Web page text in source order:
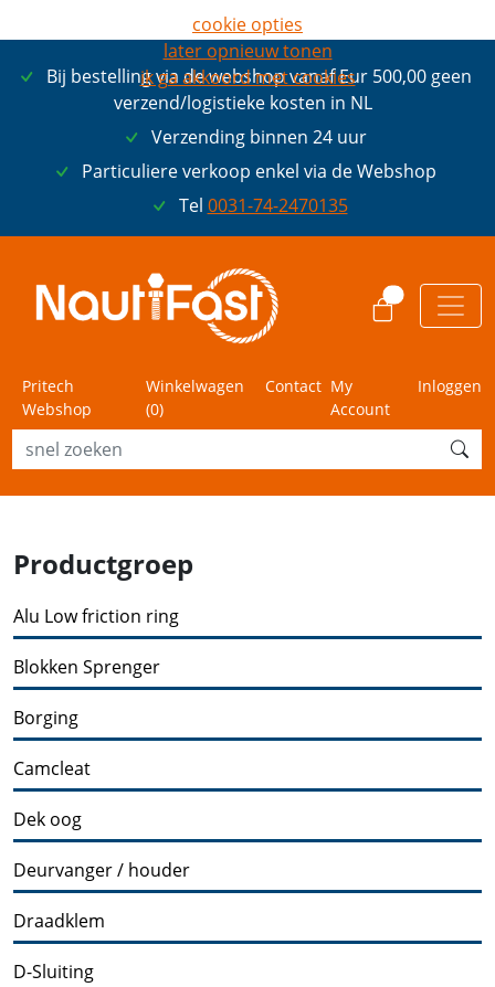
Bij bestelling via de webshop vanaf Eur 500,00 geen
verzend/logistieke kosten in NL
Verzending binnen 24 uur
Particuliere verkoop enkel via de Webshop
Tel 0031-74-2470135
Pritech
Webshop
Winkelwagen
(0)
Contact My
Account
Inloggen
Productgroep
Alu Low friction ring
Blokken Sprenger
Borging
Camcleat
Dek oog
Deurvanger / houder
Draadklem
D-Sluiting
cookie opties
later opnieuw tonen
ik ga akkoord met cookies